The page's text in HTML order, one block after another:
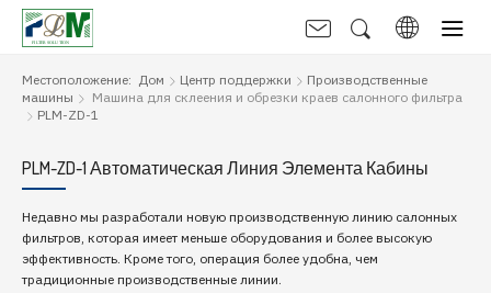
Местоположение: Дом Центр поддержки
Производственные
машины
Машина для склеения и обрезки краев салонного фильтра
PLM-ZD-1
PLM-ZD-1 Автоматическая Линия Элемента Кабины
Недавно мы разработали новую производственную линию салонных
фильтров, которая имеет меньше оборудования и более высокую
эффективность. Кроме того, операция более удобна, чем
традиционные производственные линии.